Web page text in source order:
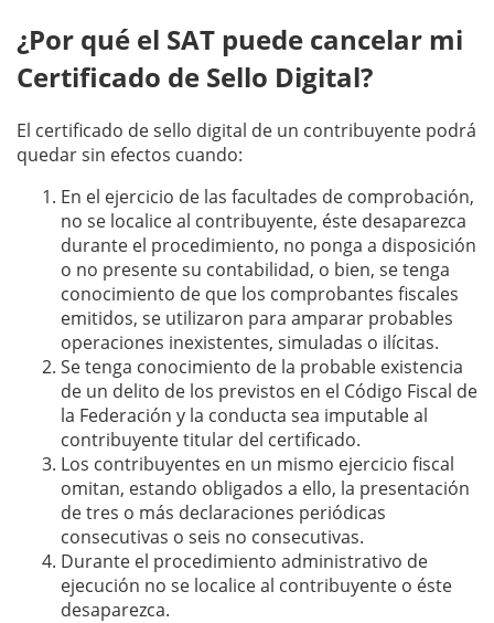
¿Por qué el SAT puede cancelar mi
Certificado de Sello Digital?
El certificado de sello digital de un contribuyente podrá
quedar sin efectos cuando:
En el ejercicio de las facultades de comprobación,
no se localice al contribuyente, éste desaparezca
durante el procedimiento, no ponga a disposición
o no presente su contabilidad, o bien, se tenga
conocimiento de que los comprobantes fiscales
emitidos, se utilizaron para amparar probables
operaciones inexistentes, simuladas o ilícitas.
Se tenga conocimiento de la probable existencia
de un delito de los previstos en el Código Fiscal de
la Federación y la conducta sea imputable al
contribuyente titular del certificado.
Los contribuyentes en un mismo ejercicio fiscal
omitan, estando obligados a ello, la presentación
de tres o más declaraciones periódicas
consecutivas o seis no consecutivas.
Durante el procedimiento administrativo de
ejecución no se localice al contribuyente o éste
desaparezca.